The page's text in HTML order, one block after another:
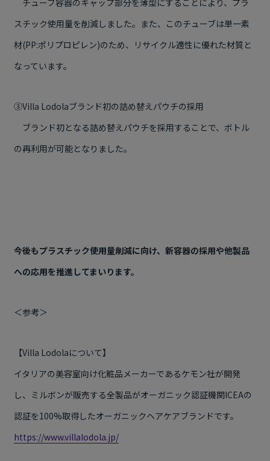
チューブ容器のキャップ部分を薄型にすることにより、プラ
スチック使用量を削減しました。また、このチューブは単一素
材(PP:ポリプロピレン)のため、リサイクル適性に優れた材質と
なっています。
③Villa Lodolaブランド初の詰め替えパウチの採用
ブランド初となる詰め替えパウチを採用することで、ボトル
の再利用が可能となりました。
今後もプラスチック使用量削減に向け、新容器の採用や他製品
への応用を推進してまいります。
＜参考＞
【Villa Lodolaについて】
イタリアの美容室向け化粧品メーカーであるケモン社が開発
し、ミルボンが販売する全製品がオーガニック認証機関ICEAの
認証を100%取得したオーガニックヘアケアブランドです。
https://www.villalodola.jp/